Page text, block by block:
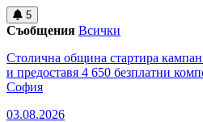
5
Съобщения Всички
Столична община стартира
и предоставя 4 650 безплатни
София
03.08.2026